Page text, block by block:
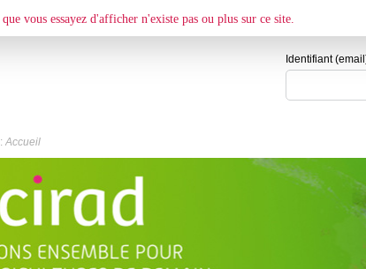
ESPACE
Identifiant
Accueil
vous essayez d'afficher n'existe pas ou plus sur ce site.